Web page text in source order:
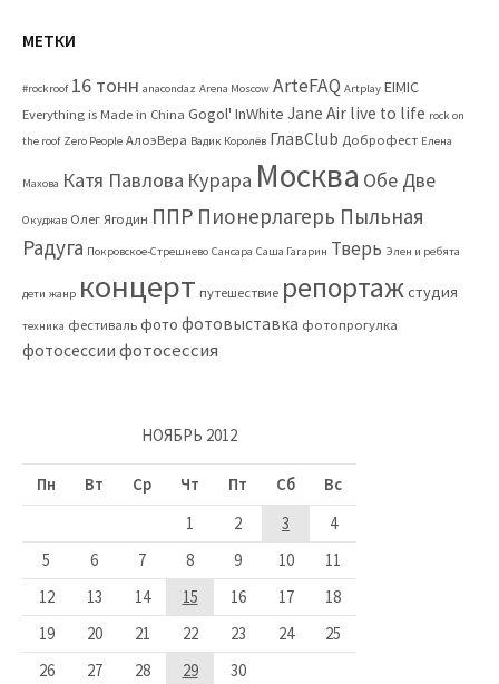
МЕТКИ
#rockroof 16 тонн anacondaz Arena Moscow ArteFAQ Artplay EIMIC
Everything is Made in China Gogol' InWhite Jane Air live to life rock on
the roof Zero People АлоэВера Вадик Королёв ГлавClub Доброфест Елена
Махова Катя Павлова Курара Москва Обе Две
Окуджав Олег Ягодин ППР Пионерлагерь Пыльная
Радуга Покровское-Стрешнево Сансара Саша Гагарин Тверь Элен и ребята
дети жанр концерт путешествие репортажстудия
техника фестиваль фото фотовыставка фотопрогулка
фотосессии фотосессия
НОЯБРЬ 2012
Пн Вт Ср Чт Пт Сб
Вс
1
2 3
4
5
6 7 8 9 10
11
12
13 14 15 16 17
18
19
20 21 22 23 24
25
26
27 28 29 30